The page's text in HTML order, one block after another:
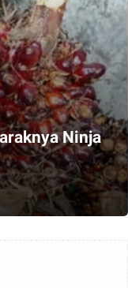
Ninja